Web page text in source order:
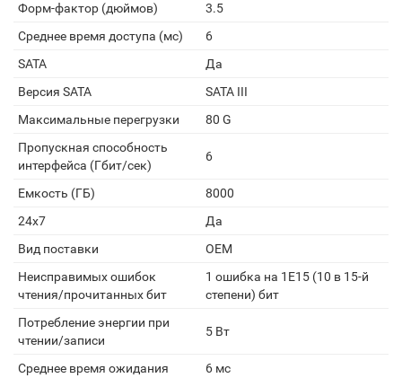
Форм-фактор (дюймов)
3.5
Среднее время доступа (мс)
6
SATA
Да
Версия SATA
SATA III
Максимальные перегрузки
80 G
Пропускная способность
интерфейса (Гбит/сек)
6
Емкость (ГБ)
8000
24x7
Да
Вид поставки
OEM
Неисправимых ошибок
чтения/прочитанных бит
1 ошибка на 1E15 (10 в 15-й
степени) бит
Потребление энергии при
чтении/записи
5 Вт
Среднее время ожидания
6 мс